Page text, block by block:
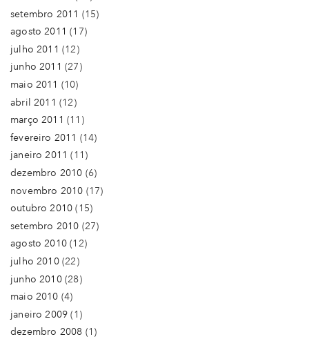
setembro 2011 (15)
agosto 2011 (17)
julho 2011 (12)
junho 2011 (27)
maio 2011 (10)
abril 2011 (12)
março 2011 (11)
fevereiro 2011 (14)
janeiro 2011 (11)
dezembro 2010 (6)
novembro 2010 (17)
outubro 2010 (15)
setembro 2010 (27)
agosto 2010(12)
julho 2010(22)
junho 2010(28)
maio 2010 (4)
janeiro 2009 (1)
dezembro 2008 (1)